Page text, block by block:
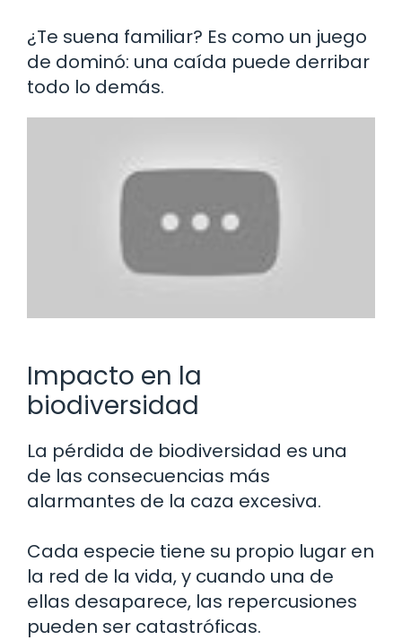
¿Te suena familiar? Es como un juego
de dominó: una caída puede derribar
todo lo demás.
Impacto en la
biodiversidad
La pérdida de biodiversidad es una
de las consecuencias más
alarmantes de la caza excesiva.
Cada especie tiene su propio lugar en
la red de la vida, y cuando una de
ellas desaparece, las repercusiones
pueden ser catastróficas.